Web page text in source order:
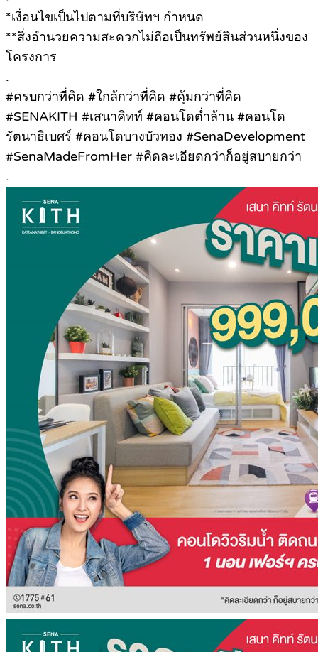
*เงื่อนไขเป็นไปตามที่บริษัทฯ กำหนด
**สิ่งอำนวยความสะดวกไม่ถือเป็นทรัพย์สินส่วนหนึ่งของ
โครงการ
.
#ครบกว่าที่คิด #ใกล้กว่าที่คิด #คุ้มกว่าที่คิด
#SENAKITH #เสนาคิทท์ #คอนโดต่ำล้าน #คอนโด
รัตนาธิเบศร์ #คอนโดบางบัวทอง #SenaDevelopment
#SenaMadeFromHer #คิดละเอียดกว่าก็อยู่สบายกว่า
.